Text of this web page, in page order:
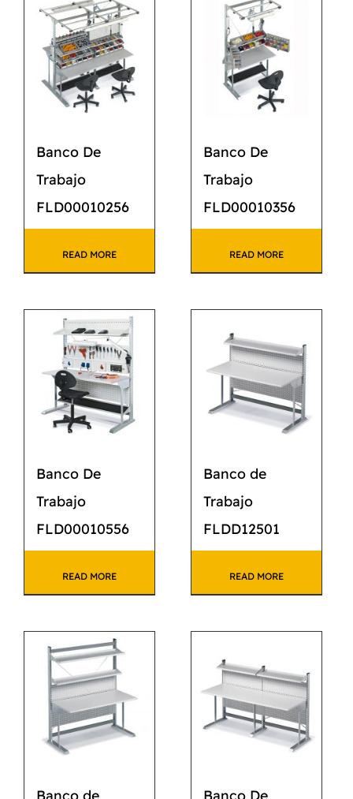
CATÁLOGO
CONTACTO
Banco De
Trabajo
FLD00010256
READ MORE
Banco De
Trabajo
FLD00010356
READ MORE
Banco De
Trabajo
FLD00010556
READ MORE
Banco de
Trabajo
FLDD12501
READ MORE
Banco de
Banco De